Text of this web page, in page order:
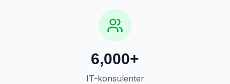
6,000+
IT-konsulenter